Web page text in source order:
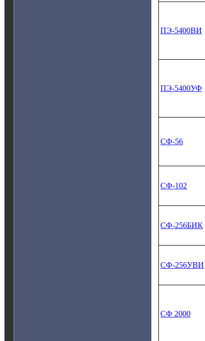
ПЭ‑5400ВИ
ПЭ‑5400УФ
СФ‑56
СФ‑102
СФ‑256БИК
СФ‑256УВИ
СФ 2000